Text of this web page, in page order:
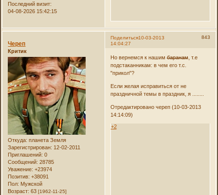
Последний визит:
04-08-2026 15:42:15
Поделиться 843
10-03-2013
14:04:27
Череп
Критик
Откуда: планета Земля
Зарегистрирован: 12-02-2011
Приглашений: 0
Сообщений: 28785
Уважение: +23974
Позитив: +38091
Пол: Мужской
Возраст: 63[1962-11-25]
Но вернемся к нашимбаранам, т.е
подстаканникам: в чем его т.с.
"прикол"?
Если желая исправиться от не
праздничной темы в праздник, я ........
Отредактировано череп (10-03-2013
14:14:09)
+2